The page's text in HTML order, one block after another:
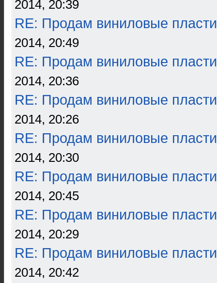
2014, 20:39
RE: Продам виниловые
2014, 20:49
RE: Продам виниловые
2014, 20:36
RE: Продам виниловые
2014, 20:26
RE: Продам виниловые
2014, 20:30
RE: Продам виниловые
2014, 20:45
RE: Продам виниловые
2014, 20:29
RE: Продам виниловые
2014, 20:42